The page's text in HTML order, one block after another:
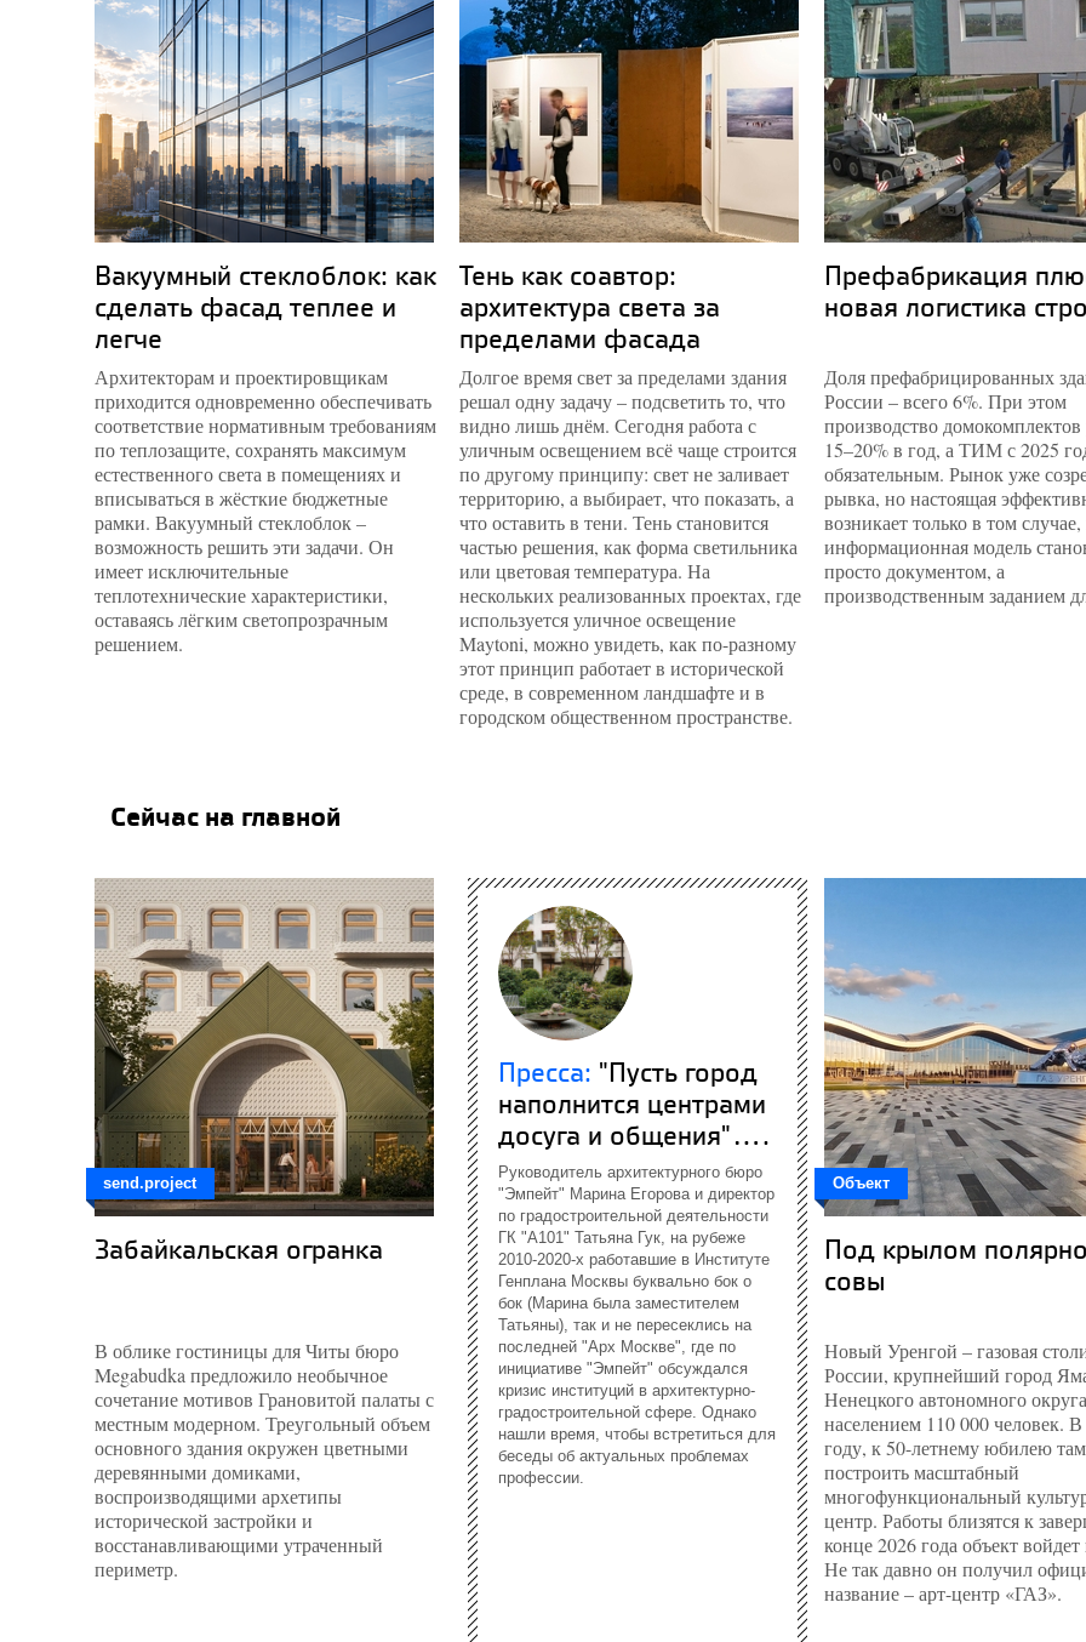
Вакуумный стеклоблок: как
сделать фасад теплее и
легче
Архитекторам и проектировщикам
приходится одновременно обеспечивать
соответствие нормативным требованиям
по теплозащите, сохранять максимум
естественного света в помещениях и
вписываться в жёсткие бюджетные
рамки. Вакуумный стеклоблок –
возможность решить эти задачи. Он
имеет исключительные
теплотехнические характеристики,
оставаясь лёгким светопрозрачным
решением.
Тень как соавтор:
архитектура света за
пределами фасада
Долгое время свет за пределами здания
решал одну задачу – подсветить то, что
видно лишь днём. Сегодня работа с
уличным освещением всё чаще строится
по другому принципу: свет не заливает
территорию, а выбирает, что показать, а
что оставить в тени. Тень становится
частью решения, как форма светильника
или цветовая температура. На
нескольких реализованных проектах, где
используется уличное освещение
Maytoni, можно увидеть, как по-разному
этот принцип работает в исторической
среде, в современном ландшафте и в
городском общественном пространстве.
Префабрикация
новая логистика
Доля префабрицированных
России – всего 6%. При этом
производство домокомплектов
15–20% в год, а ТИМ с 2025
обязательным. Рынок уже
рывка, но настоящая
возникает только в том случае,
информационная модель
просто документом, а
производственным заданием
Сейчас на главной
send.project
Забайкальская огранка
В облике гостиницы для Читы бюро
Megabudka предложило необычное
сочетание мотивов Грановитой палаты с
местным модерном. Треугольный объем
основного здания окружен цветными
деревянными домиками,
воспроизводящими архетипы
исторической застройки и
восстанавливающими утраченный
периметр.
Пресса: "Пусть город
наполнится центрами
досуга и общения"....
Руководитель архитектурного бюро
"Эмпейт" Марина Егорова и директор
по градостроительной деятельности
ГК "А101" Татьяна Гук, на рубеже
2010-2020-х работавшие в Институте
Генплана Москвы буквально бок о
бок (Марина была заместителем
Татьяны), так и не пересеклись на
последней "Арх Москве", где по
инициативе "Эмпейт" обсуждался
кризис институций в архитектурно-
градостроительной сфере. Однако
нашли время, чтобы встретиться для
беседы об актуальных проблемах
профессии.
Объект
Под крылом
совы
Новый Уренгой – газовая
России, крупнейший город
Ненецкого автономного
населением 110 000 человек.
году, к 50-летнему юбилею
построить масштабный
многофункциональный
центр. Работы близятся к
конце 2026 года объект войдет
Не так давно он получил
название – арт-центр «ГАЗ».